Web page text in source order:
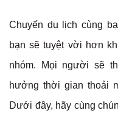
Chuyến du lịch cùng
bạn sẽ tuyệt vời hơn
nhóm. Mọi người sẽ
hưởng thời gian thoải
Dưới đây, hãy cùng